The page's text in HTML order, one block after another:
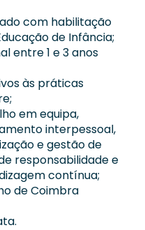
com habilitação
de Infância;
entre 1 e 3 anos
às práticas
em equipa,
interpessoal,
e gestão de
responsabilidade e
contínua;
de Coimbra